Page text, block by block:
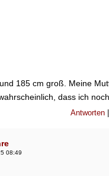
185 cm groß. Meine
dass ich
Antworten
08:49